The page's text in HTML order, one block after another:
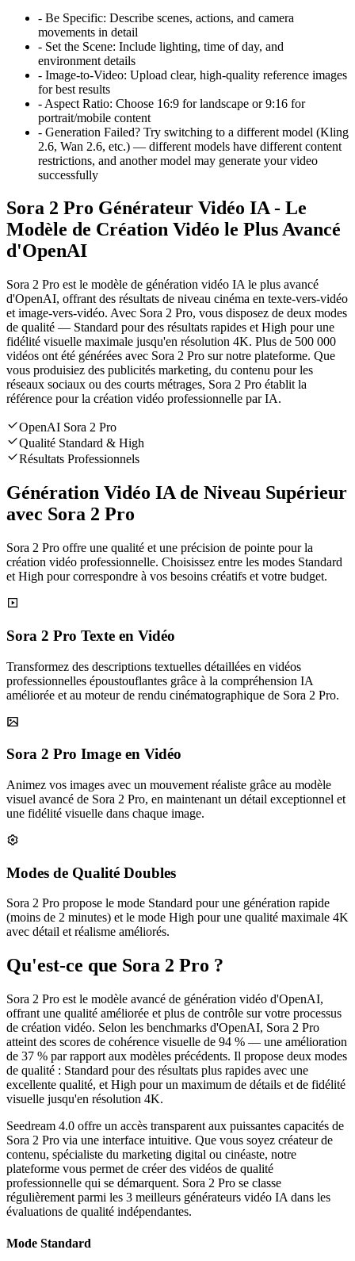
- Be Specific: Describe scenes, actions, and camera
movements in detail
- Set the Scene: Include lighting, time of day, and
environment details
- Image-to-Video: Upload clear, high-quality reference images
for best results
- Aspect Ratio: Choose 16:9 for landscape or 9:16 for
portrait/mobile content
- Generation Failed? Try switching to a different model (Kling
2.6, Wan 2.6, etc.) — different models have different content
restrictions, and another model may generate your video
successfully
Sora 2 Pro Générateur Vidéo IA - Le
Modèle de Création Vidéo le Plus Avancé
d'OpenAI
Sora 2 Pro est le modèle de génération vidéo IA le plus avancé
d'OpenAI, offrant des résultats de niveau cinéma en texte-vers-vidéo
et image-vers-vidéo. Avec Sora 2 Pro, vous disposez de deux modes
de qualité — Standard pour des résultats rapides et High pour une
fidélité visuelle maximale jusqu'en résolution 4K. Plus de 500 000
vidéos ont été générées avec Sora 2 Pro sur notre plateforme. Que
vous produisiez des publicités marketing, du contenu pour les
réseaux sociaux ou des courts métrages, Sora 2 Pro établit la
référence pour la création vidéo professionnelle par IA.
OpenAI Sora 2 Pro
Qualité Standard & High
Résultats Professionnels
Génération Vidéo IA de Niveau Supérieur
avec Sora 2 Pro
Sora 2 Pro offre une qualité et une précision de pointe pour la
création vidéo professionnelle. Choisissez entre les modes Standard
et High pour correspondre à vos besoins créatifs et votre budget.
Sora 2 Pro Texte en Vidéo
Transformez des descriptions textuelles détaillées en vidéos
professionnelles époustouflantes grâce à la compréhension IA
améliorée et au moteur de rendu cinématographique de Sora 2 Pro.
Sora 2 Pro Image en Vidéo
Animez vos images avec un mouvement réaliste grâce au modèle
visuel avancé de Sora 2 Pro, en maintenant un détail exceptionnel et
une fidélité visuelle dans chaque image.
Modes de Qualité Doubles
Sora 2 Pro propose le mode Standard pour une génération rapide
(moins de 2 minutes) et le mode High pour une qualité maximale 4K
avec détail et réalisme améliorés.
Qu'est-ce que Sora 2 Pro ?
Sora 2 Pro est le modèle avancé de génération vidéo d'OpenAI,
offrant une qualité améliorée et plus de contrôle sur votre processus
de création vidéo. Selon les benchmarks d'OpenAI, Sora 2 Pro
atteint des scores de cohérence visuelle de 94 % — une amélioration
de 37 % par rapport aux modèles précédents. Il propose deux modes
de qualité : Standard pour des résultats plus rapides avec une
excellente qualité, et High pour un maximum de détails et de fidélité
visuelle jusqu'en résolution 4K.
Seedream 4.0 offre un accès transparent aux puissantes capacités de
Sora 2 Pro via une interface intuitive. Que vous soyez créateur de
contenu, spécialiste du marketing digital ou cinéaste, notre
plateforme vous permet de créer des vidéos de qualité
professionnelle qui se démarquent. Sora 2 Pro se classe
régulièrement parmi les 3 meilleurs générateurs vidéo IA dans les
évaluations de qualité indépendantes.
Mode Standard